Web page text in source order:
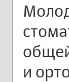
и